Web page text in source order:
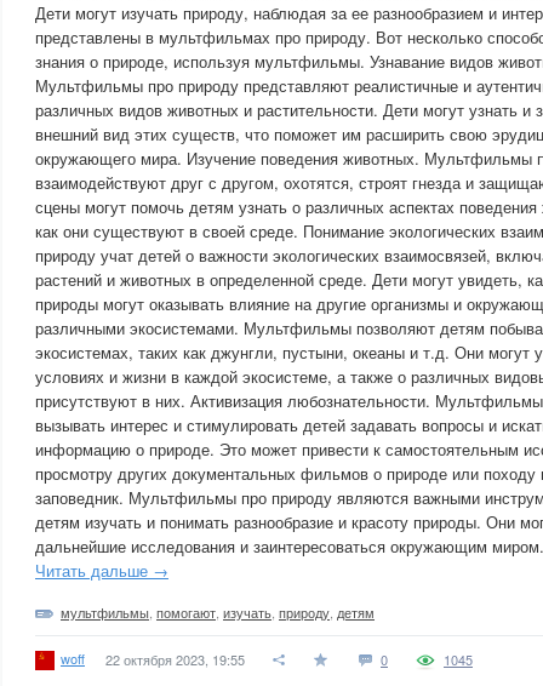
Дети могут изучать природу, наблюдая за ее разнообразием и
представлены в мультфильмах про природу. Вот несколько
знания о природе, используя мультфильмы. Узнавание видов
Мультфильмы про природу представляют реалистичные и
различных видов животных и растительности. Дети могут узнать и
внешний вид этих существ, что поможет им расширить свою
окружающего мира. Изучение поведения животных. Мультфильмы
взаимодействуют друг с другом, охотятся, строят гнезда и
сцены могут помочь детям узнать о различных аспектах
как они существуют в своей среде. Понимание экологических
природу учат детей о важности экологических взаимосвязей,
растений и животных в определенной среде. Дети могут увидеть,
природы могут оказывать влияние на другие организмы и
различными экосистемами. Мультфильмы позволяют детям
экосистемах, таких как джунгли, пустыни, океаны и т.д. Они могут
условиях и жизни в каждой экосистеме, а также о различных
присутствуют в них. Активизация любознательности.
вызывать интерес и стимулировать детей задавать вопросы и
информацию о природе. Это может привести к самостоятельным
просмотру других документальных фильмов о природе или походу
заповедник. Мультфильмы про природу являются важными
детям изучать и понимать разнообразие и красоту природы. Они
дальнейшие исследования и заинтересоваться окружающим миром.
Читать дальше →
мультфильмы помогают изучать природу детям
woff 22 октября 2023, 19:55 0 1045